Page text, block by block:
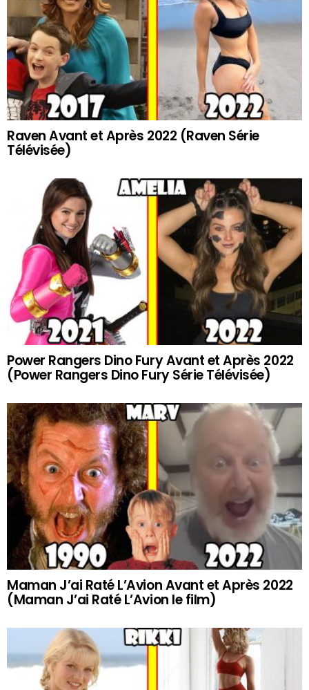
Raven Avant et Après 2022 (Raven Série
Télévisée)
Power Rangers Dino Fury Avant et Après 2022
(Power Rangers Dino Fury Série Télévisée)
Maman J’ai Raté L’Avion Avant et Après 2022
(Maman J’ai Raté L’Avion le film)